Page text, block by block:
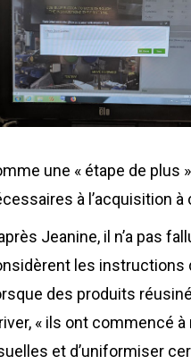
une « étape de plus
à l’acquisition
Jeanine, il n’a pas
les instructions
des produits
« ils ont commencé
et d’uniformiser